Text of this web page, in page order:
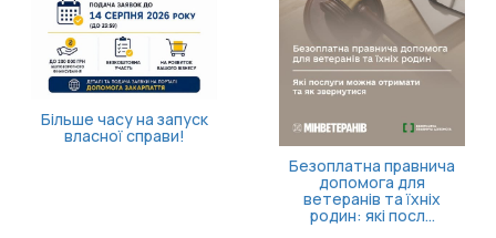
Як отримати
компенсацію за товари,
ветеранського бізнесу
після 40:
пройти